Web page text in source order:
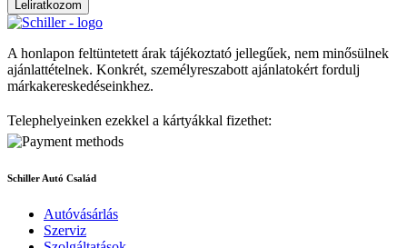
Leliratkozom
A honlapon feltüntetett árak tájékoztató jellegűek, nem minősülnek
ajánlattételnek. Konkrét, személyreszabott ajánlatokért fordulj
márkakereskedéseinkhez.
Telephelyeinken ezekkel a kártyákkal fizethet:
Schiller Autó Család
Autóvásárlás
Szerviz